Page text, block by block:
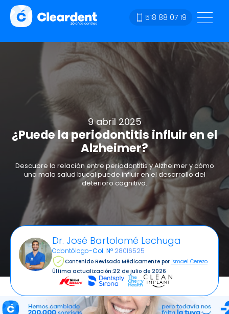
518 88 07 19
9 abril 2025
¿Puede la periodontitis influir en el
Alzheimer?
Descubre la relación entre periodontitis y Alzheimer y cómo
una mala salud bucal puede influir en el desarrollo del
deterioro cognitivo.
Dr. José Bartolomé Lechuga
Odontólogo-Col. Nº 28016525
Contenido Revisado Médicamente por Ismael Cerezo
Última actualización:22 de julio de 2026